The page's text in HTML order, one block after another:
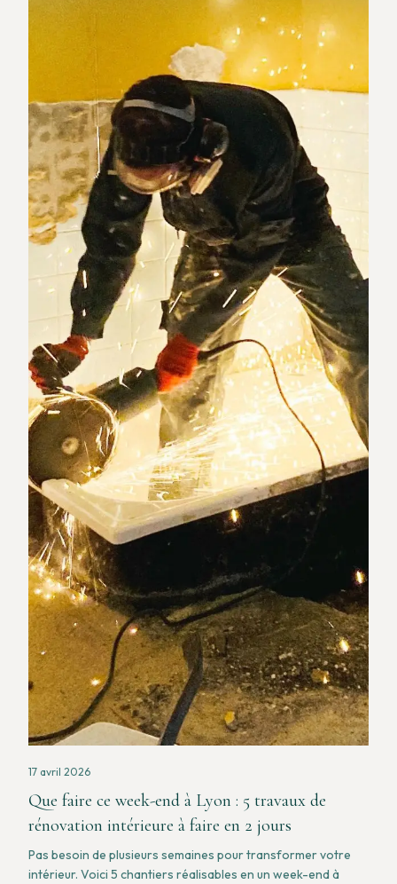
17 avril 2026
Que faire ce week-end à Lyon : 5 travaux de
rénovation intérieure à faire en 2 jours
Pas besoin de plusieurs semaines pour transformer votre
intérieur. Voici 5 chantiers réalisables en un week-end à